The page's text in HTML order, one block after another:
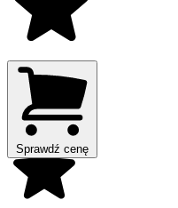
Sprawdź cenę